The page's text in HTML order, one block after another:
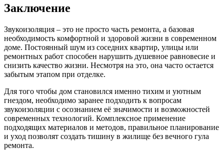
Заключение
Звукоизоляция – это не просто часть ремонта, а базовая
необходимость комфортной и здоровой жизни в современном
доме. Постоянный шум из соседних квартир, улицы или
ремонтных работ способен нарушить душевное равновесие и
снизить качество жизни. Несмотря на это, она часто остается
забытым этапом при отделке.
Для того чтобы дом становился именно тихим и уютным
гнездом, необходимо заранее подходить к вопросам
звукоизоляции с осознанием её значимости и возможностей
современных технологий. Комплексное применение
подходящих материалов и методов, правильное планирование
и уход позволят создать тишину в жилище без вечного гула
ремонта.